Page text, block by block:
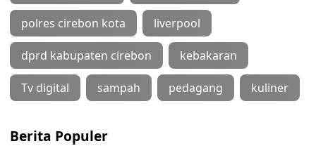
polres cirebon kota liverpool
dprd kabupaten cirebon kebakaran
Tv digital sampah pedagang kuliner
Berita Populer